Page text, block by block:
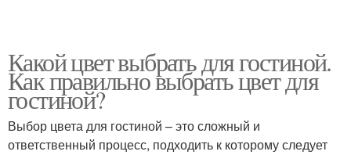
Какой цвет выбрать для гостиной.
Как правильно выбрать цвет для
гостиной?
Выбор цвета для гостиной – это сложный и
ответственный процесс, подходить к которому следует